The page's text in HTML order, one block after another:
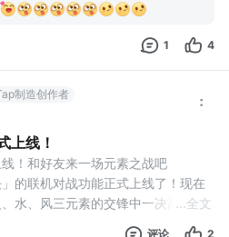
1 4
制造创作者
上线！
！和好友来一场元素之战吧
的联机对战功能正式上线了！现在
水、风三元素的交锋中一决高下。
点击**「联机对战」**即可进入房
...全文
评论 2